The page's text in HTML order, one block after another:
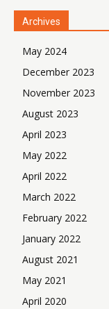
Archives
May 2024
December 2023
November 2023
August 2023
April 2023
May 2022
April 2022
March 2022
February 2022
January 2022
August 2021
May 2021
April 2020